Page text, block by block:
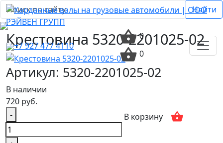
+7 927 477 4110
0
0
Найти
Крестовина 5320-2201025-02
Артикул: 5320-2201025-02
В наличии
720 руб.
-
В корзину